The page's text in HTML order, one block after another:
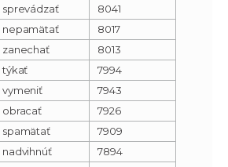
sprevádzať
8041
nepamätať
8017
zanechať
8013
týkať
7994
vymeniť
7943
obracať
7926
spamätať
7909
nadvihnúť
7894